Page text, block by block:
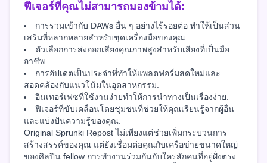
ฟีเจอร์ที่คุณไม่สามารถมองข้ามได้:
การรวมเข้ากับ DAWs อื่น ๆ อย่างไร้รอยต่อ ทำให้เป็นส่วน
เสริมที่หลากหลายสำหรับชุดเครื่องมือของคุณ.
ตัวเลือกการส่งออกเสียงคุณภาพสูงสำหรับเสียงที่เป็นมือ
อาชีพ.
การอัปเดตเป็นประจำที่ทำให้แพลตฟอร์มสดใหม่และ
สอดคล้องกับแนวโน้มในอุตสาหกรรม.
อินเทอร์เฟซที่ใช้งานง่ายทำให้การนำทางเป็นเรื่องง่าย.
ฟีเจอร์ที่ขับเคลื่อนโดยชุมชนที่ช่วยให้คุณเรียนรู้จากผู้อื่น
และแบ่งปันความรู้ของคุณ.
Original Sprunki Repost ไม่เพียงแต่ช่วยเพิ่มกระบวนการ
สร้างสรรค์ของคุณ แต่ยังเชื่อมต่อคุณกับเครือข่ายขนาดใหญ่
ของศิลปิน fellow การทำงานร่วมกันกับใครสักคนที่อยู่ฝั่งตรง